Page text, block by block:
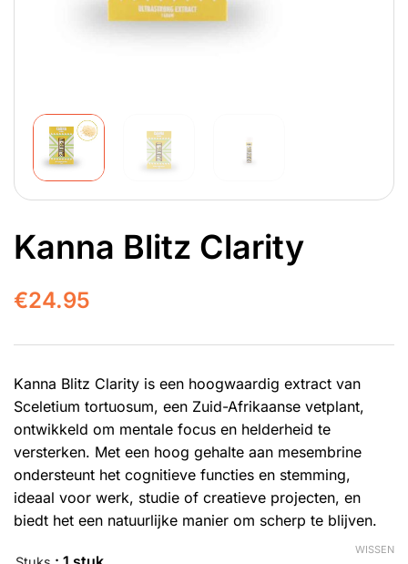
Kanna Blitz Clarity
€24.95
Kanna Blitz Clarity is een hoogwaardig extract van
Sceletium tortuosum, een Zuid-Afrikaanse vetplant,
ontwikkeld om mentale focus en helderheid te
versterken. Met een hoog gehalte aan mesembrine
ondersteunt het cognitieve functies en stemming,
ideaal voor werk, studie of creatieve projecten, en
biedt het een natuurlijke manier om scherp te blijven.
WISSEN